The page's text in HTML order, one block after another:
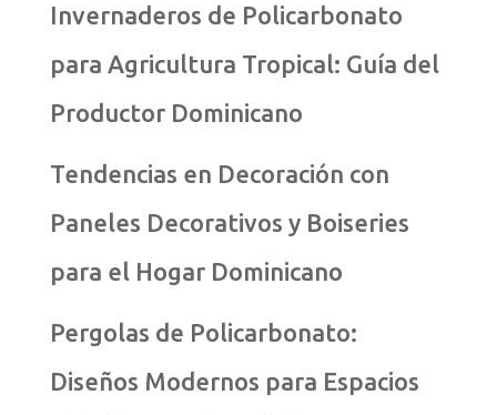
Invernaderos de Policarbonato
para Agricultura Tropical: Guía del
Productor Dominicano
Tendencias en Decoración con
Paneles Decorativos y Boiseries
para el Hogar Dominicano
Pergolas de Policarbonato:
Diseños Modernos para Espacios